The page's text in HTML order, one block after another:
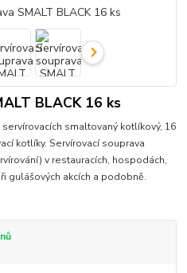
BLACK 16 ks
smaltovaný kotlíkový, 16
kotlíky. Servírovací souprava
v restauracích, hospodách,
gulášových akcích a podobně.